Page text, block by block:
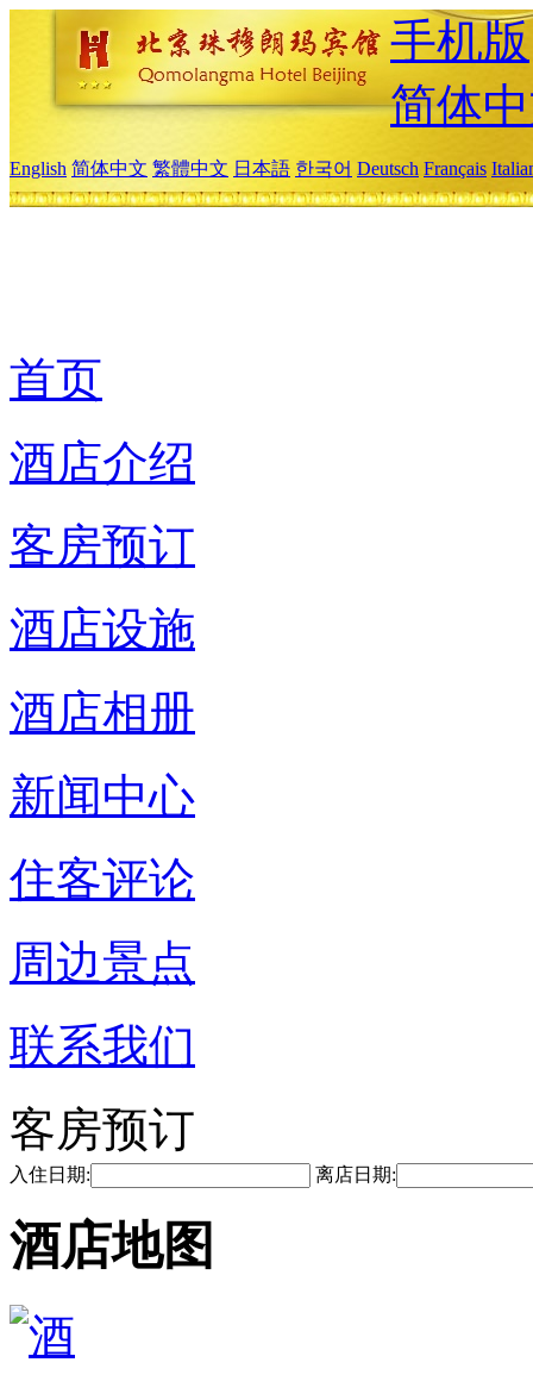
手机版
简体
English 简体中文 繁體中文 日本語 한국어 Deutsch Français
首页
酒店介绍
客房预订
酒店设施
酒店相册
新闻中心
住客评论
周边景点
联系我们
客房预订
入住日期: 离店日期:
酒店地图